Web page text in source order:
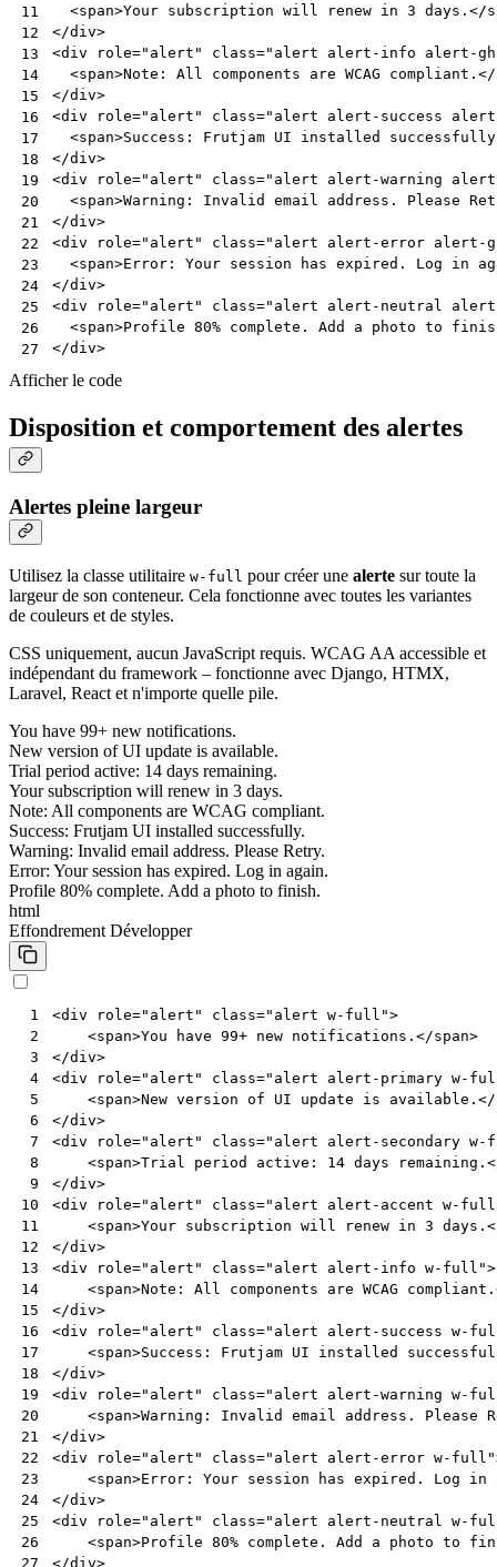
11
12
13
14
15
16
17
18
19
20
21
22
23
24
25
26
27
<span>Your subscription will renew in 3 days. </
</div>
<div role="alert" class="alert alert-info alert-
<span>Note: All components are WCAG compliant. </
</div>
<div role="alert" class="alert alert-success
<span>Success: Frutjam UI installed
</div>
<div role="alert" class="alert alert-warning
<span>Warning: Invalid email address. Please
</div>
<div role="alert" class="alert alert-error alert-
<span>Error: Your session has expired. Log in
</div>
<div role="alert" class="alert alert-neutral
<span>Profile 80% complete. Add a photo to
</div>
Afficher le code
Disposition et comportement des alertes
Alertes pleine largeur
Utilisez la classe utilitaire w-full pour créer une alerte sur toute la
largeur de son conteneur. Cela fonctionne avec toutes les variantes
de couleurs et de styles.
CSS uniquement, aucun JavaScript requis. WCAG AA accessible et
indépendant du framework – fonctionne avec Django, HTMX,
Laravel, React et n'importe quelle pile.
You have 99+ new notifications.
New version of UI update is available.
Trial period active: 14 days remaining.
Your subscription will renew in 3 days.
Note: All components are WCAG compliant.
Success: Frutjam UI installed successfully.
Warning: Invalid email address. Please Retry.
Error: Your session has expired. Log in again.
Profile 80% complete. Add a photo to finish.
html
Effondrement Développer
1
2
3
4
5
6
7
8
9
10
11
12
13
14
15
16
17
18
19
20
21
22
23
24
25
26
27
<div role="alert" class="alert w-full">
<span>You have 99+ new notifications. </span>
</div>
<div role="alert" class="alert alert-primary w-
<span>New version of UI update is available. </
</div>
<div role="alert" class="alert alert-secondary
<span>Trial period active: 14 days remaining.
</div>
<div role="alert" class="alert alert-accent w-
<span>Your subscription will renew in 3 days.
</div>
<div role="alert" class="alert alert-info w-full">
<span>Note: All components are WCAG compliant.
</div>
<div role="alert" class="alert alert-success w-
<span>Success: Frutjam UI installed
</div>
<div role="alert" class="alert alert-warning w-
<span>Warning: Invalid email address. Please
</div>
<div role="alert" class="alert alert-error w-full"
<span>Error: Your session has expired. Log in
</div>
<div role="alert" class="alert alert-neutral w-
<span>Profile 80% complete. Add a photo to
</div>